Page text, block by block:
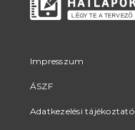
Impresszum
ÁSZF
Adatkezelési tájékoztató